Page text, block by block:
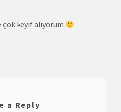
çok keyif alıyorum
a Reply